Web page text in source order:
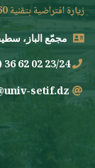
زيارة افتراضية بتقنية 360°
مجمّع الباز، سطيف، 19137،
23/24 02 62 36 (213+)
setif.dz